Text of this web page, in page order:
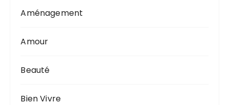
Aménagement
Amour
Beauté
Bien Vivre